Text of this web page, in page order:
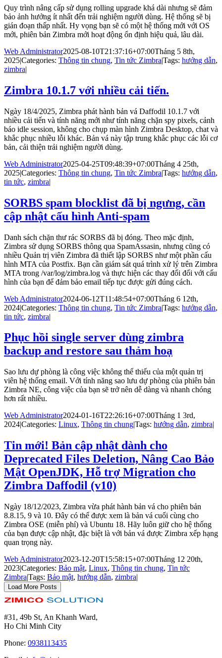
Quy trình nâng cấp sử dụng rolling upgrade khá dài nhưng sẽ đảm
bảo ảnh hưởng ít nhất đến trải nghiệm người dùng. Hệ thống sẽ bị
gián đoạn thấp nhất. Hy vọng bạn sẽ có một hệ thống mới với OS
mới, phiên bản Zimbra mới hoạt động ổn định hiệu quả, lâu dài.
Web Administrator2025-08-10T21:37:16+07:00Tháng 5 8th,
2025|Categories: Thông tin chung, Tin tức Zimbra|Tags: hướng dẫn,
zimbra|
Zimbra 10.1.7 với nhiều cải tiến.
Ngày 18/4/2025, Zimbra phát hành bản vá Daffodil 10.1.7 với
nhiều cải tiến và tính năng mới như tính năng chặn spy pixels, cảnh
báo idle session, không cho chụp màn hình Zimbra Desktop, chat và
khắc phục nhiều lỗi khác. Bản vá này tập trung khắc phục các lỗi cơ
bản, cải thiện trải nghiệm người dùng.
Web Administrator2025-04-25T09:48:39+07:00Tháng 4 25th,
2025|Categories: Thông tin chung, Tin tức Zimbra|Tags: hướng dẫn,
tin tức, zimbra|
SORBS spam blocklist đã bị ngưng, cần
cập nhật cấu hình Anti-spam
Danh sách chặn thư rác SORBS đã bị đóng. Theo mặc định,
Zimbra sử dụng SORBS thông qua SpamAssasin, nhưng cũng có
nhiều Quản trị viên Zimbra đã thiết lập SORBS như một phần cấu
hình MTA của Postfix. Bạn cần giám sát quá trình xử lý trên Zimbra
MTA trong /var/log/zimbra.log và thực hiện các thay đổi đối với cấu
hình của bạn để đảm bảo email tiếp tục được gửi đúng cách.
Web Administrator2024-06-12T11:48:54+07:00Tháng 6 12th,
2024|Categories: Thông tin chung, Tin tức Zimbra|Tags: hướng dẫn,
tin tức, zimbra|
Phục hồi single server dùng zimbra
backup and restore sau thảm hoạ
Sao lưu dự phòng là công việc không thể thiếu của một quản trị
viên hệ thống email. Với tính năng sao lưu dự phòng của phiên bản
Zimbra NE, công việc của bạn sẽ trở nên dễ dàng và nhanh chóng
hơn rất nhiều.
Web Administrator2024-01-16T22:26:16+07:00Tháng 1 3rd,
2024|Categories: Linux, Thông tin chung|Tags: hướng dẫn, zimbra|
Tin mới! Bản cập nhật dành cho
Deprecated Files Deletion, Nâng Cao Bảo
Mật OpenJDK, Hỗ trợ Migration cho
Zimbra Daffodil (v10)
Ngày 18/12/2023, Zimbra vừa phát hành bản vá cho phiên bản
8.8.15, 9 và 10. Đây có thể được xem là bản vá cuối cùng cho
Zimbra OSE (miễn phí) và Ubuntu 18. Hãy luôn giữ cho hệ thống
của bạn được cập nhật, đặc biệt là với bản vá được Zimbra xếp hạng
quan trọng này.
Web Administrator2023-12-20T15:58:15+07:00Tháng 12 20th,
2023|Categories: Bảo mật, Linux, Thông tin chung, Tin tức
Zimbra|Tags: Bảo mật, hướng dẫn, zimbra|
Load More Posts
#31, 49b St, An Khanh Ward,
Ho Chi Minh City
Phone: 0938113435